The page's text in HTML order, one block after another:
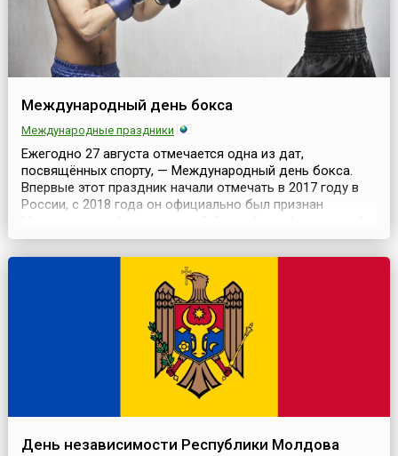
Международный день бокса
Международные праздники
Ежегодно 27 августа отмечается одна из дат,
посвящённых спорту, — Международный день бокса.
Впервые этот праздник начали отмечать в 2017 году в
России, с 2018 года он официально был признан
Boxing Association, IBA). Но изначально его отмечали 22
июля, а в 2021 году празднование решено было
перенести на 27 августа.Это решение было принято...
День независимости Республики Молдова